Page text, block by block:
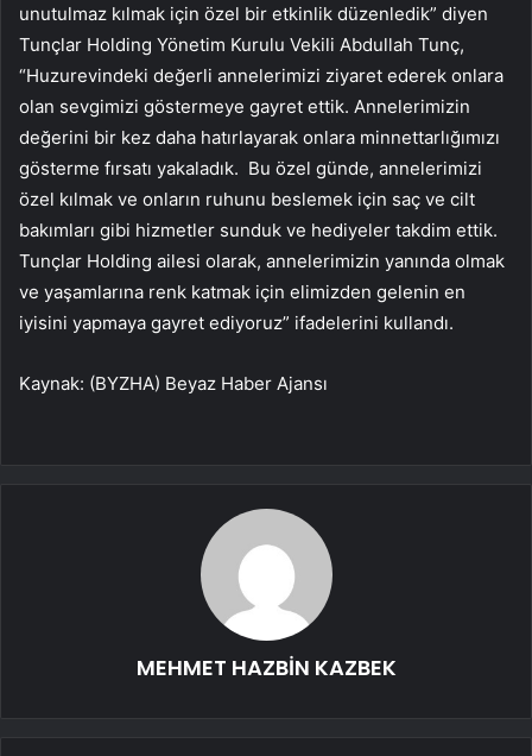
unutulmaz kılmak için özel bir etkinlik düzenledik” diyen
Tunçlar Holding Yönetim Kurulu Vekili Abdullah Tunç,
“Huzurevindeki değerli annelerimizi ziyaret ederek onlara
olan sevgimizi göstermeye gayret ettik. Annelerimizin
değerini bir kez daha hatırlayarak onlara minnettarlığımızı
gösterme fırsatı yakaladık. Bu özel günde, annelerimizi
özel kılmak ve onların ruhunu beslemek için saç ve cilt
bakımları gibi hizmetler sunduk ve hediyeler takdim ettik.
Tunçlar Holding ailesi olarak, annelerimizin yanında olmak
ve yaşamlarına renk katmak için elimizden gelenin en
iyisini yapmaya gayret ediyoruz” ifadelerini kullandı.
Kaynak: (BYZHA) Beyaz Haber Ajansı
MEHMET HAZBİN KAZBEK